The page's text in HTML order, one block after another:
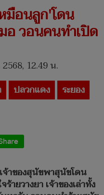
มือนลูก'โดน
อ วอนคนทำเปิด
12.49 น.
ปลวกแดง
ระยอง
จ้าของสุนัขพาสุนัขโดน
ายวางยา เจ้าของเล่าทั้ง